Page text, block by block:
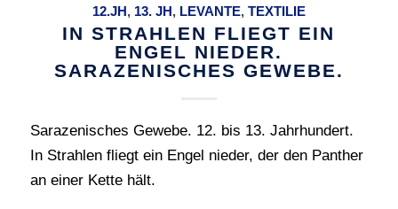
12.JH, 13. JH, LEVANTE, TEXTILIE
IN STRAHLEN FLIEGT EIN
ENGEL NIEDER.
SARAZENISCHES GEWEBE.
Sarazenisches Gewebe. 12. bis 13. Jahrhundert.
In Strahlen fliegt ein Engel nieder, der den Panther
an einer Kette hält.